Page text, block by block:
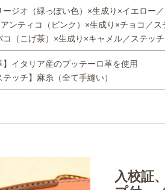
ージオ（緑っぽい色）×生成り×イエロー
ンティコ（ピンク）×生成り×チョコ／ス
コ（こげ茶）×生成り×キャメル／ステッ
】イタリア産のブッテーロ革を使用
テッチ】麻糸（全て手縫い）
入校証